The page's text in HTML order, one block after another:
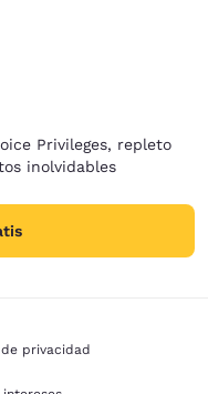
Privileges, repleto
inolvidables
privacidad